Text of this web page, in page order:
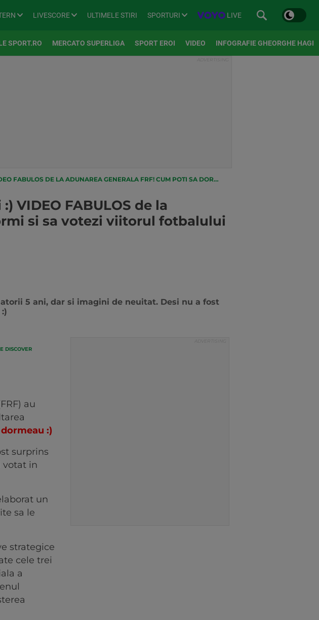
LIVESCORE ULTIMELE STIRI SPORTURI LIVE
SPORT.RO MERCATO SUPERLIGA SPORT EROI VIDEO INFOGRAFIE GHEORGHE HAGI
GENERALA FRF! CUM POTI SA DORMI SI SA VOTEZI VIITORUL FOTBALULUI ROMANESC IN ACELASI TIMP
VIDEO FABULOS de la
si sa votezi viitorul fotbalului
5 ani, dar si imagini de neuitat. Desi nu a fost
DISCOVER
au
:)
surprins
votat in
un
sa le
strategice
cele trei
a